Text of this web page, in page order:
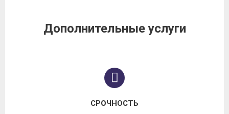
Дополнительные услуги
СРОЧНОСТЬ